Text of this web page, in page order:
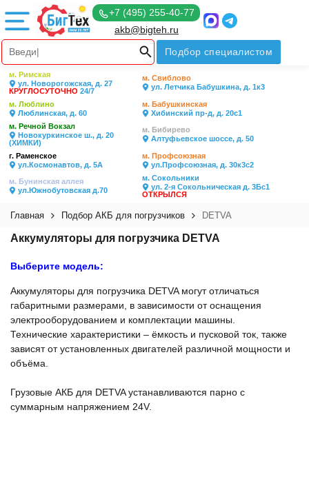
+7 (495) 255-40-77
akb@bigteh.ru
Подбор специалистом
м. Римская
ул. Новорогожская, д. 27
КРУГЛОСУТОЧНО 24/7
м. Свиблово
ул. Летчика Бабушкина, д. 1к3
м. Люблино
Люблинская, д. 60
м. Бабушкинская
Хибинский пр-д, д. 20с1
м. Речной Вокзал
Новокуркинское ш., д. 20
(ХИМКИ)
м. Бибирево
Алтуфьевское шоссе, д. 50
г. Раменское
ул.Космонавтов, д. 5А
м. Профсоюзная
ул.Профсоюзная, д. 30к3с2
м. Бунинская аллея
ул.Южнобутовская д.70
м. Сокольники
ул. 2-я Сокольническая д. 3Бс1
ОТКРЫЛСЯ
Главная Подбор АКБ для погрузчиков DETVA
Аккумуляторы для погрузчика DETVA
Выберите модель:
Аккумуляторы для погрузчика DETVA могут отличаться
габаритными размерами, в зависимости от оснащения
электрооборудованием и комплектации машины.
Технические характеристики – ёмкость и пусковой ток, также
зависят от установленных двигателей различной мощности и
объёма.
Грузовые АКБ для DETVA устанавливаются парно с
суммарным напряжением 24V.